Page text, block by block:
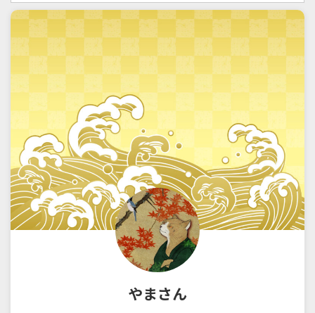
やまさん